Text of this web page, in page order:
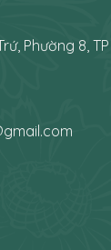
Phường 8,